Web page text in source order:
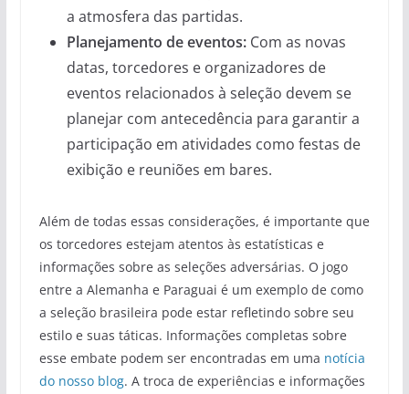
a atmosfera das partidas.
Planejamento de eventos:Com as novas
datas, torcedores e organizadores de
eventos relacionados à seleção devem se
planejar com antecedência para garantir a
participação em atividades como festas de
exibição e reuniões em bares.
Além de todas essas considerações, é importante que
os torcedores estejam atentos às estatísticas e
informações sobre as seleções adversárias. O jogo
entre a Alemanha e Paraguai é um exemplo de como
a seleção brasileira pode estar refletindo sobre seu
estilo e suas táticas. Informações completas sobre
esse embate podem ser encontradas em uma notícia
do nosso blog. A troca de experiências e informações